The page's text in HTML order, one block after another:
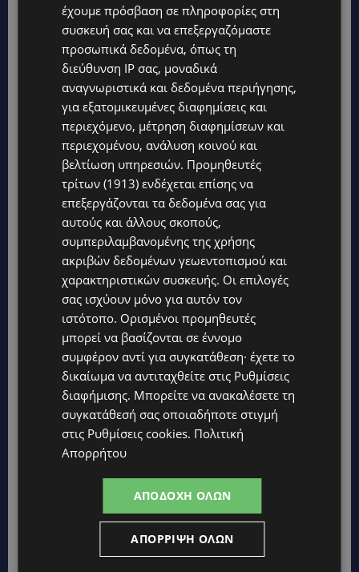
έχουμε πρόσβαση σε πληροφορίες στη
συσκευή σας και να επεξεργαζόμαστε
προσωπικά δεδομένα, όπως τη
διεύθυνση IP σας, μοναδικά
αναγνωριστικά και δεδομένα περιήγησης,
για εξατομικευμένες διαφημίσεις και
περιεχόμενο, μέτρηση διαφημίσεων και
περιεχομένου, ανάλυση κοινού και
βελτίωση υπηρεσιών. Προμηθευτές
τρίτων (1913) ενδέχεται επίσης να
επεξεργάζονται τα δεδομένα σας για
αυτούς και άλλους σκοπούς,
συμπεριλαμβανομένης της χρήσης
ακριβών δεδομένων γεωεντοπισμού και
χαρακτηριστικών συσκευής. Οι επιλογές
σας ισχύουν μόνο για αυτόν τον
ιστότοπο. Ορισμένοι προμηθευτές
μπορεί να βασίζονται σε έννομο
συμφέρον αντί για συγκατάθεση· έχετε το
δικαίωμα να αντιταχθείτε στις Ρυθμίσεις
διαφήμισης. Μπορείτε να ανακαλέσετε τη
συγκατάθεσή σας οποιαδήποτε στιγμή
στις Ρυθμίσεις cookies. Πολιτική
Απορρήτου
ΑΠΟΔΟΧΉ ΌΛΩΝ
ΑΠΌΡΡΙΨΗ ΌΛΩΝ